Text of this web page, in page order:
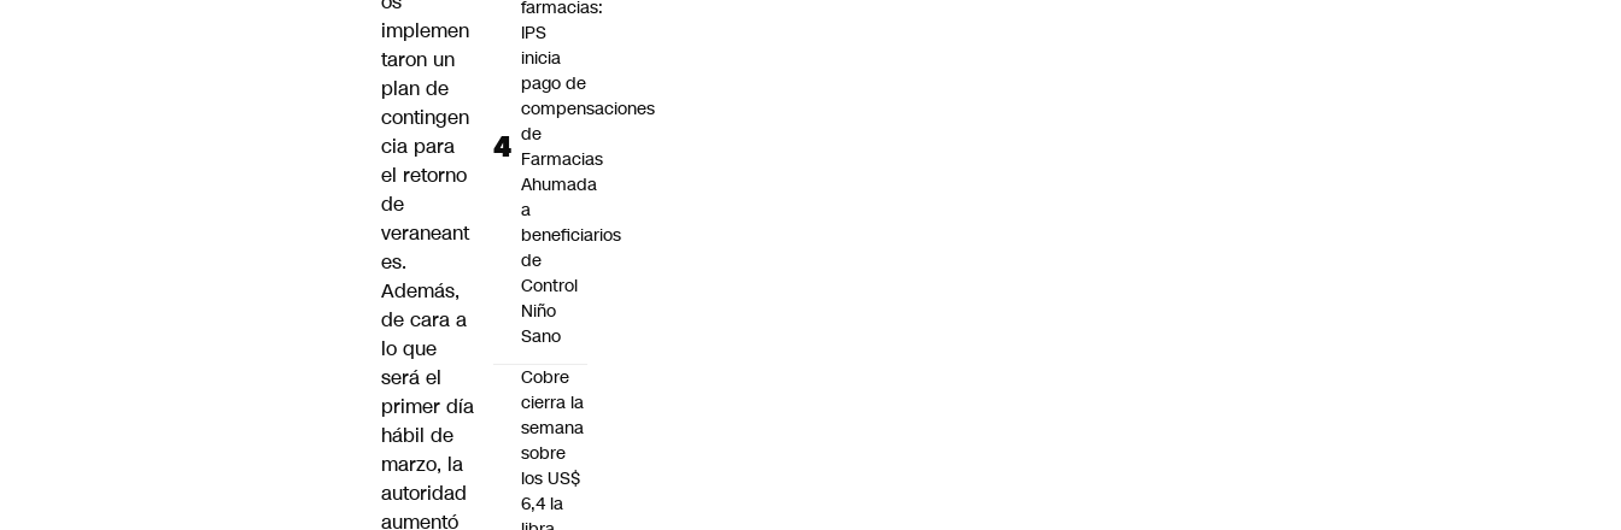
implemen
taron un
plan de
contingen
cia para
el retorno
de
veraneant
es.
Además,
de cara a
lo que
será el
primer día
hábil de
marzo, la
autoridad
aumentó
farmacias:
IPS
inicia
pago de
compensaciones
de
Farmacias
Ahumada
a
beneficiarios
de
Control
Niño
Sano
Cobre
cierra la
semana
sobre
los US$
6,4 la